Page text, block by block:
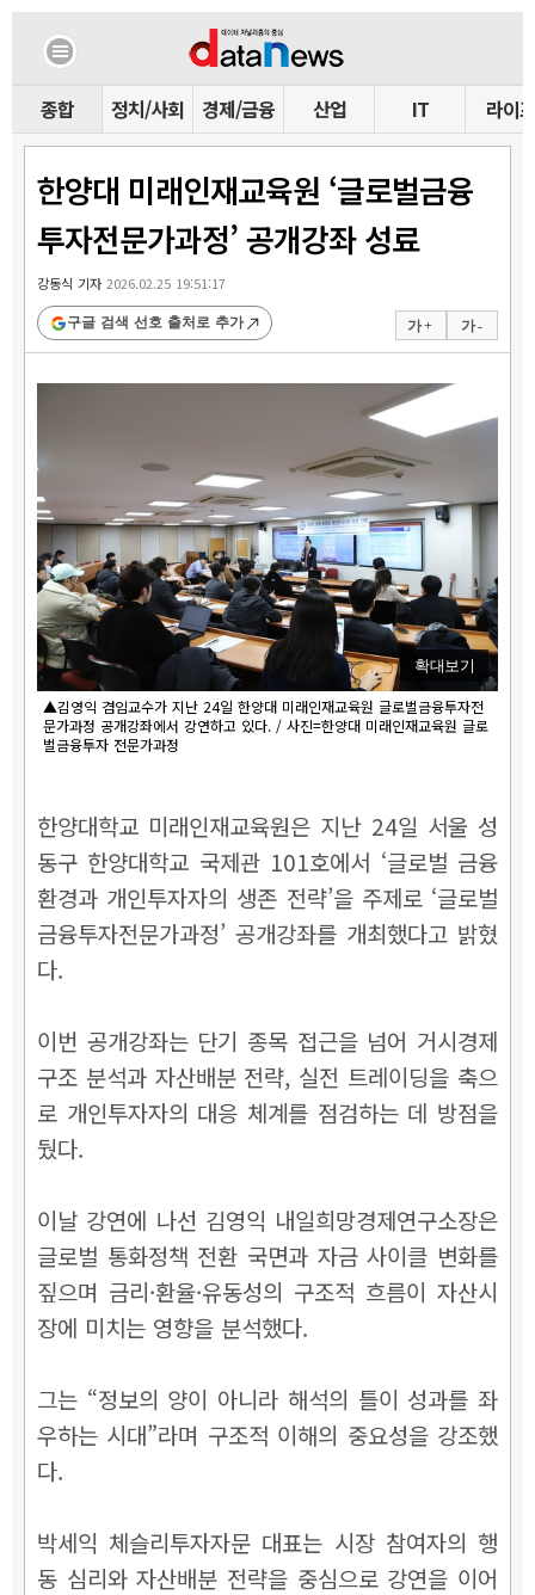
종합 정치/사회 경제/금융 산업 IT 라이프
한양대 미래인재교육원 ‘글로벌금융
투자전문가과정’ 공개강좌 성료
강동식 기자2026.02.25 19:51:17
가 + 가 -
구글 검색 선호 출처로 추가
확대보기
▲김영익 겸임교수가 지난 24일 한양대 미래인재교육원 글로벌금융투자전
문가과정 공개강좌에서 강연하고 있다. / 사진=한양대 미래인재교육원 글로
벌금융투자 전문가과정
한양대학교 미래인재교육원은 지난 24일 서울 성
동구 한양대학교 국제관 101호에서 ‘글로벌 금융
환경과 개인투자자의 생존 전략’을 주제로 ‘글로벌
금융투자전문가과정’ 공개강좌를 개최했다고 밝혔
다.
이번 공개강좌는 단기 종목 접근을 넘어 거시경제
구조 분석과 자산배분 전략, 실전 트레이딩을 축으
로 개인투자자의 대응 체계를 점검하는 데 방점을
뒀다.
이날 강연에 나선 김영익 내일희망경제연구소장은
글로벌 통화정책 전환 국면과 자금 사이클 변화를
짚으며 금리·환율·유동성의 구조적 흐름이 자산시
장에 미치는 영향을 분석했다.
그는 “정보의 양이 아니라 해석의 틀이 성과를 좌
우하는 시대”라며 구조적 이해의 중요성을 강조했
다.
박세익 체슬리투자자문 대표는 시장 참여자의 행
동 심리와 자산배분 전략을 중심으로 강연을 이어